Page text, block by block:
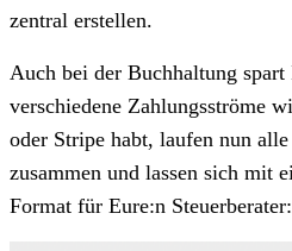
zentral erstellen.
Auch bei der Buchhaltung
verschiedene Zahlungsströme
oder Stripe habt, laufen nun
zusammen und lassen sich mit
Format für Eure:n